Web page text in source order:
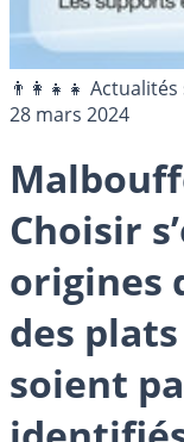
👨‍👩‍👧‍👧
28 mars 2024
Choisir
origines
des
soient